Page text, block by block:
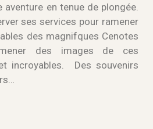
en tenue de plongée.
ses services pour ramener
des magnifques Cenotes
des images de ces
incroyables. Des souvenirs